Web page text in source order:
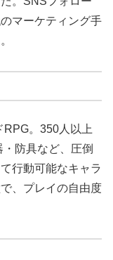
マーケティング手
。350人以上
防具など、圧倒
行動可能なキャラ
、プレイの自由度